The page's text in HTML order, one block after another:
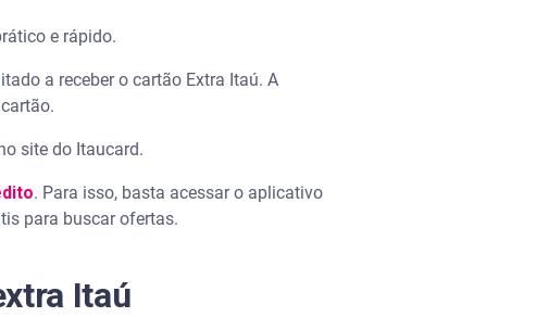
e rápido.
a receber o cartão Extra Itaú. A
site do Itaucard.
. Para isso, basta acessar o aplicativo
para buscar ofertas.
Itaú